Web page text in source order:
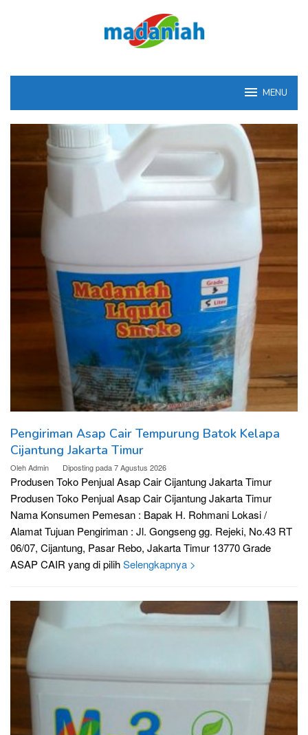
MENU
Madaniah™
Pengiriman Asap Cair Tempurung Batok Kelapa
Cijantung Jakarta Timur
OlehAdmin Diposting pada7 Agustus 2026
Produsen Toko Penjual Asap Cair Cijantung Jakarta Timur
Produsen Toko Penjual Asap Cair Cijantung Jakarta Timur
Nama Konsumen Pemesan : Bapak H. Rohmani Lokasi /
Alamat Tujuan Pengiriman : Jl. Gongseng gg. Rejeki, No.43 RT
06/07, Cijantung, Pasar Rebo, Jakarta Timur 13770 Grade
ASAP CAIR yang di pilihSelengkapnya >